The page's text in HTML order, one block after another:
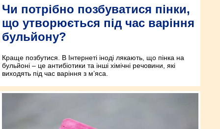
Чи потрібно позбуватися пінки,
що утворюється під час варіння
бульйону?
Краще позбутися. В Інтернеті іноді лякають, що пінка на
бульйоні – це антибіотики та інші хімічні речовини, які
виходять під час варіння з м’яса.